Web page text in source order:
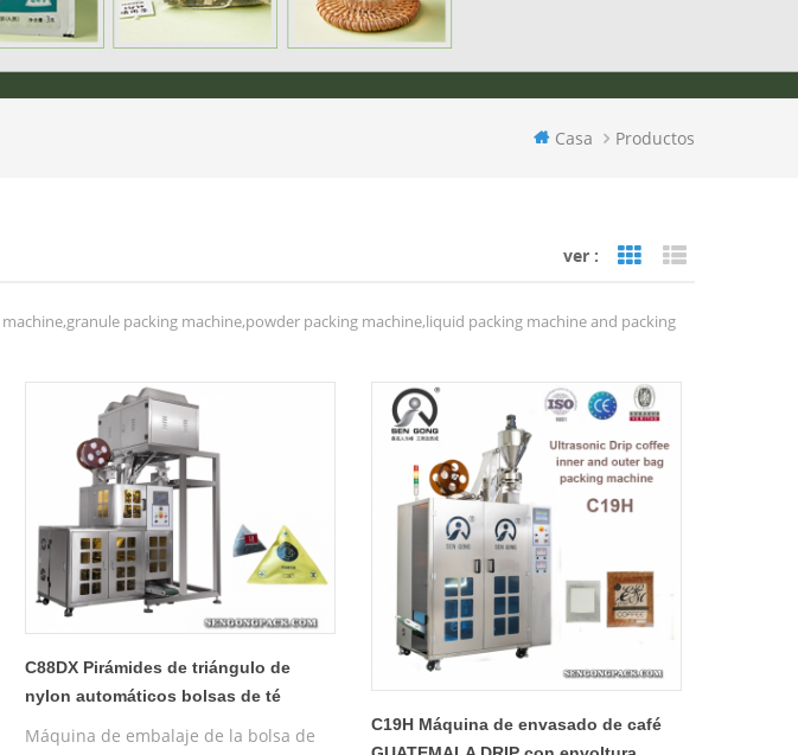
Casa Productos
ver : Grid View
packing machine,powder packing machine,liquid packing machine and packing
C88DX Pirámides de triángulo de
nylon automáticos bolsas de té
Máquina de embalaje de la bolsa de
C19H Máquina de envasado de café